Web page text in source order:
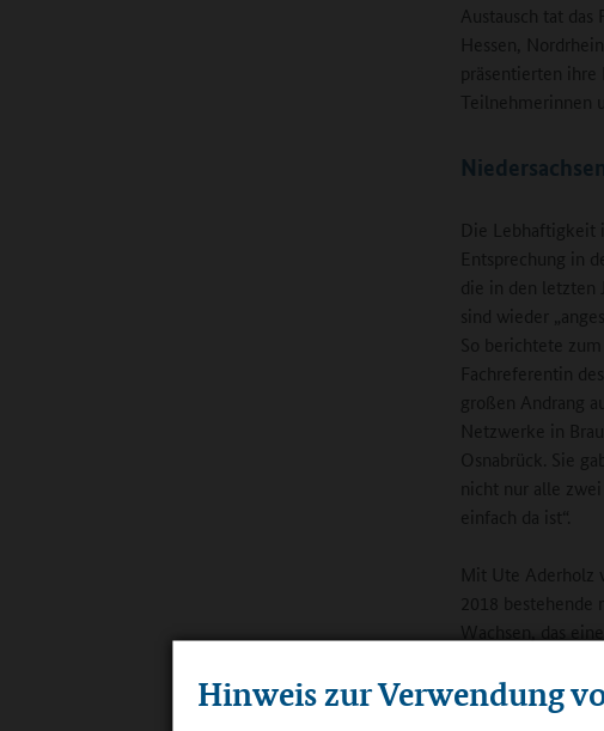
Hinweis zur Verwendung
Austausch tat das
Hessen,
präsentierten
Teilnehmerinnen
Die Lebhaftigkeit
Entsprechung in
die in den letzten
sind wieder
So berichtete
Fachreferentin
großen Andrang
Netzwerke in
Osnabrück. Sie
nicht nur alle
einfach da ist“.
Mit Ute Aderholz
2018
Wachsen, das
immer mehr
Unterstützung